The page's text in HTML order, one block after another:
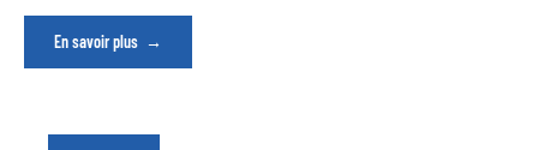
En savoir plus